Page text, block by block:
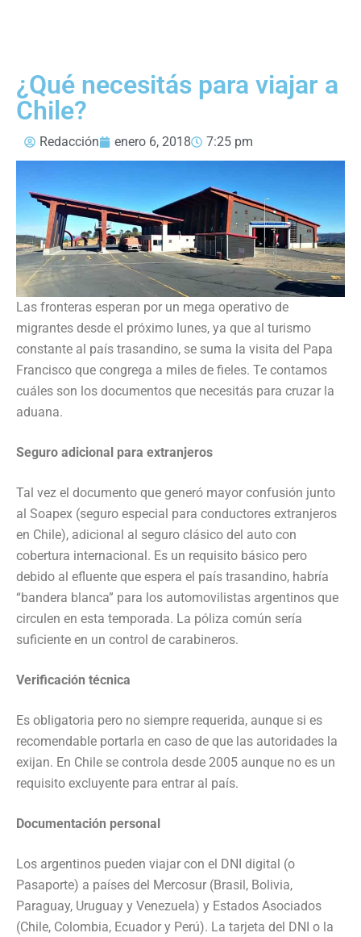
¿Qué necesitás para viajar a
Chile?
Redacción enero 6, 2018 7:25 pm
Las fronteras esperan por un mega operativo de
migrantes desde el próximo lunes, ya que al turismo
constante al país trasandino, se suma la visita del Papa
Francisco que congrega a miles de fieles. Te contamos
cuáles son los documentos que necesitás para cruzar la
aduana.
Seguro adicional para extranjeros
Tal vez el documento que generó mayor confusión junto
al Soapex (seguro especial para conductores extranjeros
en Chile), adicional al seguro clásico del auto con
cobertura internacional. Es un requisito básico pero
debido al efluente que espera el país trasandino, habría
“bandera blanca” para los automovilistas argentinos que
circulen en esta temporada. La póliza común sería
suficiente en un control de carabineros.
Verificación técnica
Es obligatoria pero no siempre requerida, aunque si es
recomendable portarla en caso de que las autoridades la
exijan. En Chile se controla desde 2005 aunque no es un
requisito excluyente para entrar al país.
Documentación personal
Los argentinos pueden viajar con el DNI digital (o
Pasaporte) a países del Mercosur (Brasil, Bolivia,
Paraguay, Uruguay y Venezuela) y Estados Asociados
(Chile, Colombia, Ecuador y Perú). La tarjeta del DNI o la